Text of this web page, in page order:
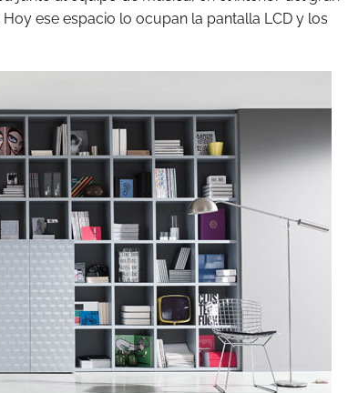
ese espacio lo ocupan la pantalla LCD y los